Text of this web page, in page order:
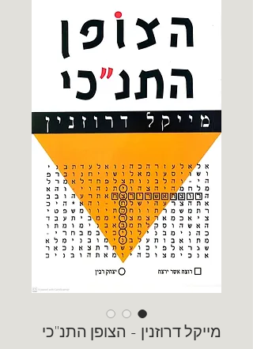
מייקל דרוזנין - הצופן התנ"כי